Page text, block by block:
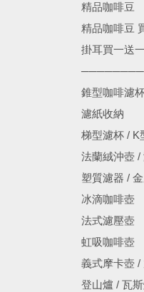
精品咖啡豆
精品咖啡豆
掛耳買一送一
錐型咖啡濾
濾紙收納
梯型濾杯 / K
法蘭絨沖壺 /
塑質濾器 /
冰滴咖啡壺
法式濾壓壺
虹吸咖啡壺
義式摩卡壺 /
登山爐 / 瓦